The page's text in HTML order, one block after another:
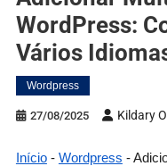
WordPress:
Vários
Wordpress
27/08/2025 Kildary
Início- Wordpress -